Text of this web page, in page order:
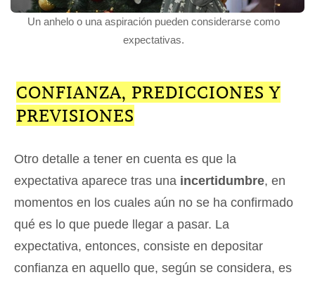
Un anhelo o una aspiración pueden considerarse como
expectativas.
CONFIANZA, PREDICCIONES Y
PREVISIONES
Otro detalle a tener en cuenta es que la
expectativa aparece tras una incertidumbre, en
momentos en los cuales aún no se ha confirmado
qué es lo que puede llegar a pasar. La
expectativa, entonces, consiste en depositar
confianza en aquello que, según se considera, es